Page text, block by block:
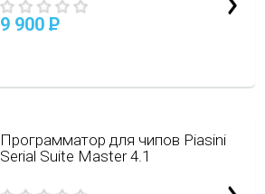
9 900 P
Программатор для чипов Piasini
Serial Suite Master 4.1